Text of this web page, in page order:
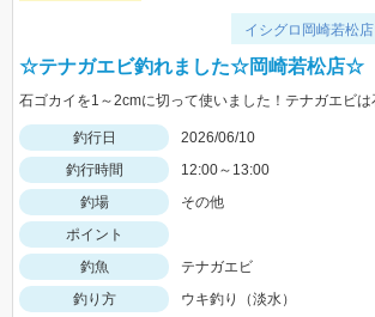
イシグロ岡崎若松店
☆テナガエビ釣れました☆岡崎若松店☆
釣行日
2026/06/10
釣行時間
12:00～13:00
釣場
その他
ポイント
釣魚
テナガエビ
釣り方
ウキ釣り（淡水）